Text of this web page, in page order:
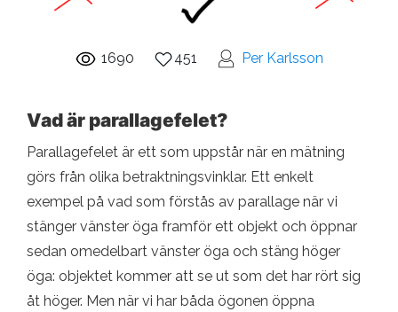
1690 451 Per Karlsson
Vad är parallagefelet?
Parallagefelet är ett som uppstår när en mätning
görs från olika betraktningsvinklar. Ett enkelt
exempel på vad som förstås av parallage när vi
stänger vänster öga framför ett objekt och öppnar
sedan omedelbart vänster öga och stäng höger
öga: objektet kommer att se ut som det har rört sig
åt höger. Men när vi har båda ögonen öppna